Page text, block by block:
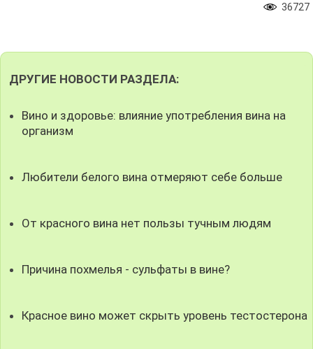
36727
ДРУГИЕ НОВОСТИ РАЗДЕЛА:
Вино и здоровье: влияние употребления вина на
организм
Любители белого вина отмеряют себе больше
От красного вина нет пользы тучным людям
Причина похмелья - сульфаты в вине?
Красное вино может скрыть уровень тестостерона